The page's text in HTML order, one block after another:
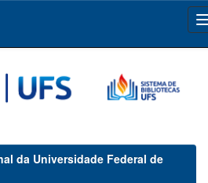
da Universidade Federal de